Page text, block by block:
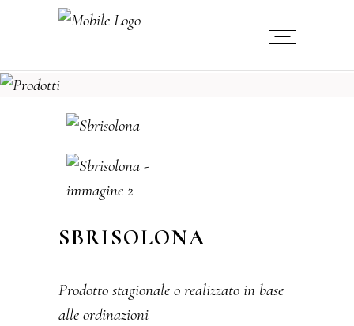
SBRISOLONA
Prodotto stagionale o realizzato in base
alle ordinazioni